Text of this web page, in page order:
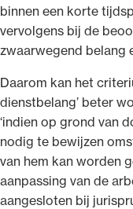
binnen een korte
vervolgens bij de
zwaarwegend belang
Daarom kan het
dienstbelang’ beter
‘indien op grond van
nodig te bewijzen
van hem kan worden
aanpassing van de
aangesloten bij